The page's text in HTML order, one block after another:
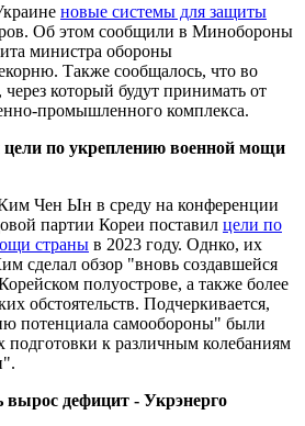
новые системы для защиты
Об этом сообщили в Минобороны
министра обороны
Также сообщалось, что во
который будут принимать от
промышленного комплекса.
по укреплению военной мощи
Чен Ын в среду на конференции
партии Кореи поставил цели по
страны в 2023 году. Однко, их
сделал обзор "вновь создавшейся
полуострове, а также более
обстоятельств. Подчеркивается,
потенциала самообороны" были
подготовки к различным колебаниям
вырос дефицит - Укрэнерго